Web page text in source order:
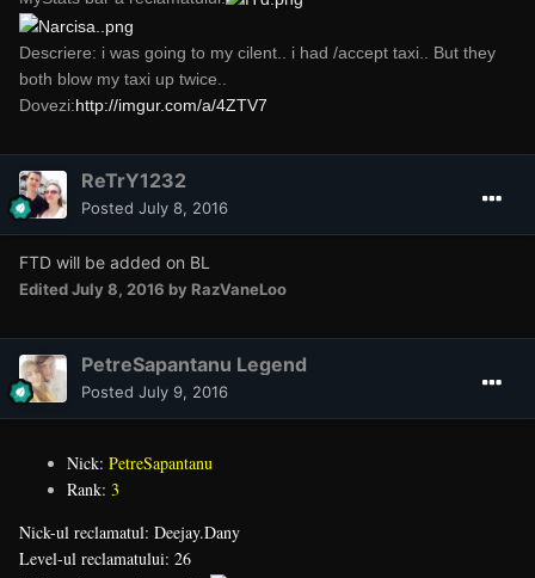
Descriere: i was going to my cilent.. i had /accept taxi.. But they
both blow my taxi up twice..
Dovezi:http://imgur.com/a/4ZTV7
ReTrY1232
Posted July 8, 2016
FTD will be added on BL
EditedJuly 8, 2016 by RazVaneLoo
PetreSapantanu Legend
Posted July 9, 2016
Nick: PetreSapantanu
Rank: 3
Nick-ul reclamatul: Deejay.Dany
Level-ul reclamatului: 26